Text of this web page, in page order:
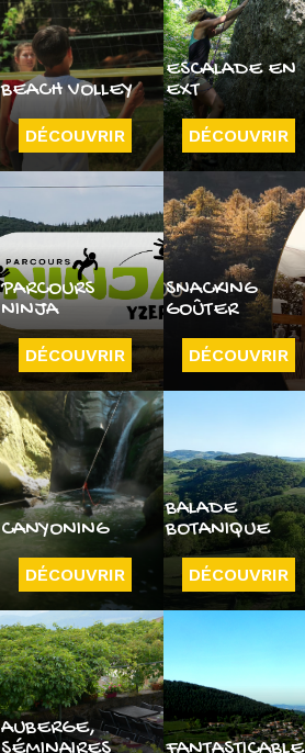
BEACH VOLLEY
DÉCOUVRIR
ESCALADE EN
EXT
DÉCOUVRIR
PARCOURS
NINJA
DÉCOUVRIR
SNACKING
GOÛTER
DÉCOUVRIR
CANYONING
DÉCOUVRIR
BALADE
BOTANIQUE
DÉCOUVRIR
AUBERGE,